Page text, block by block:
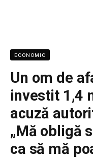
ECONOMIC
Un om de
investit 1,4
acuză
„Mă obligă
ca să mă